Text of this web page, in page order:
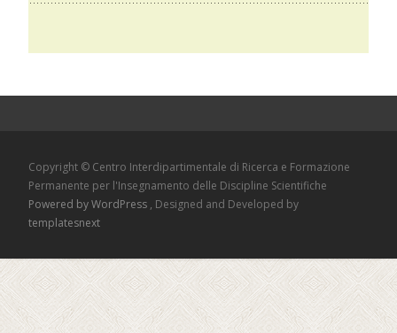
Copyright © Centro Interdipartimentale di Ricerca e Formazione
Permanente per l'Insegnamento delle Discipline Scientifiche
Powered by WordPress , Designed and Developed by
templatesnext